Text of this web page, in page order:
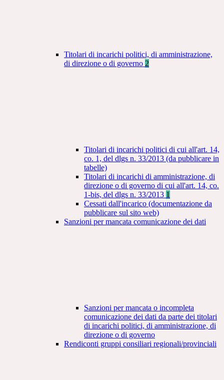
Titolari di incarichi politici, di amministrazione,
di direzione o di governo 2
Titolari di incarichi politici di cui all'art. 14,
co. 1, del dlgs n. 33/2013 (da pubblicare in
tabelle)
Titolari di incarichi di amministrazione, di
direzione o di governo di cui all'art. 14, co.
1-bis, del dlgs n. 33/2013 1
Cessati dall'incarico (documentazione da
pubblicare sul sito web)
Sanzioni per mancata comunicazione dei dati
Sanzioni per mancata o incompleta
comunicazione dei dati da parte dei titolari
di incarichi politici, di amministrazione, di
direzione o di governo
Rendiconti gruppi consiliari regionali/provinciali